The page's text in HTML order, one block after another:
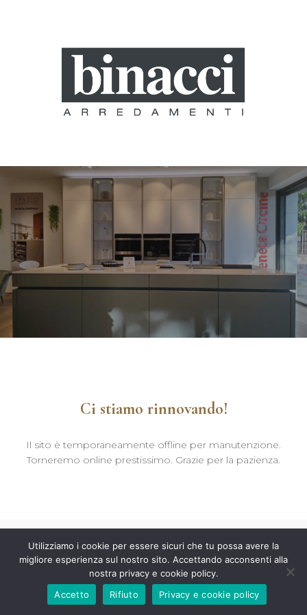
Ci stiamo rinnovando!
Il sito è temporaneamente offline per manutenzione.
Torneremo online prestissimo. Grazie per la pazienza.
Utilizziamo i cookie per essere sicuri che tu possa avere la
migliore esperienza sul nostro sito. Accettando acconsenti alla
nostra privacy e cookie policy.
Accetto
Rifiuto Privacy e cookie policy